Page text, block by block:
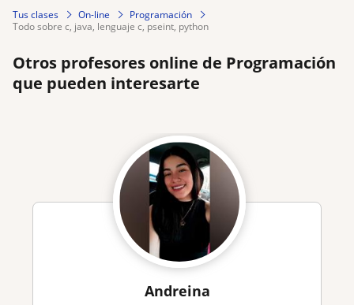
Tus clases On-line
Programación
todo sobre c, java, lenguaje c, pseint, python
Otros profesores online de Programación
que pueden interesarte
Andreina